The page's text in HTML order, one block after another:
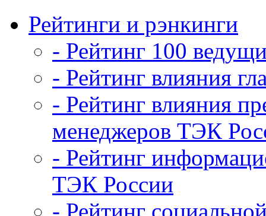
Рейтинги и рэнкинги
- Рейтинг 100
- Рейтинг влияния
- Рейтинг влияния
менеджеров ТЭК
- Рейтинг
ТЭК России